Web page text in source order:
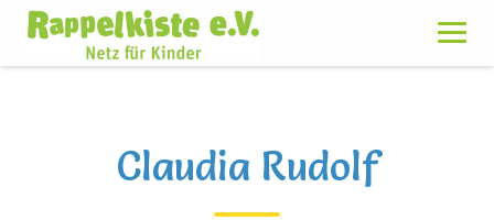
Skip
content
Claudia Rudolf